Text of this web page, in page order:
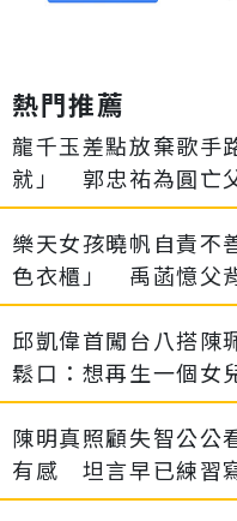
熱門推薦
龍千玉差點放棄歌手
就」 郭忠祐為圓亡
樂天女孩曉帆自責不
色衣櫃」 禹菡憶父
邱凱偉首闖台八搭
鬆口：想再生一個女
陳明真照顧失智公公
有感 坦言早已練習